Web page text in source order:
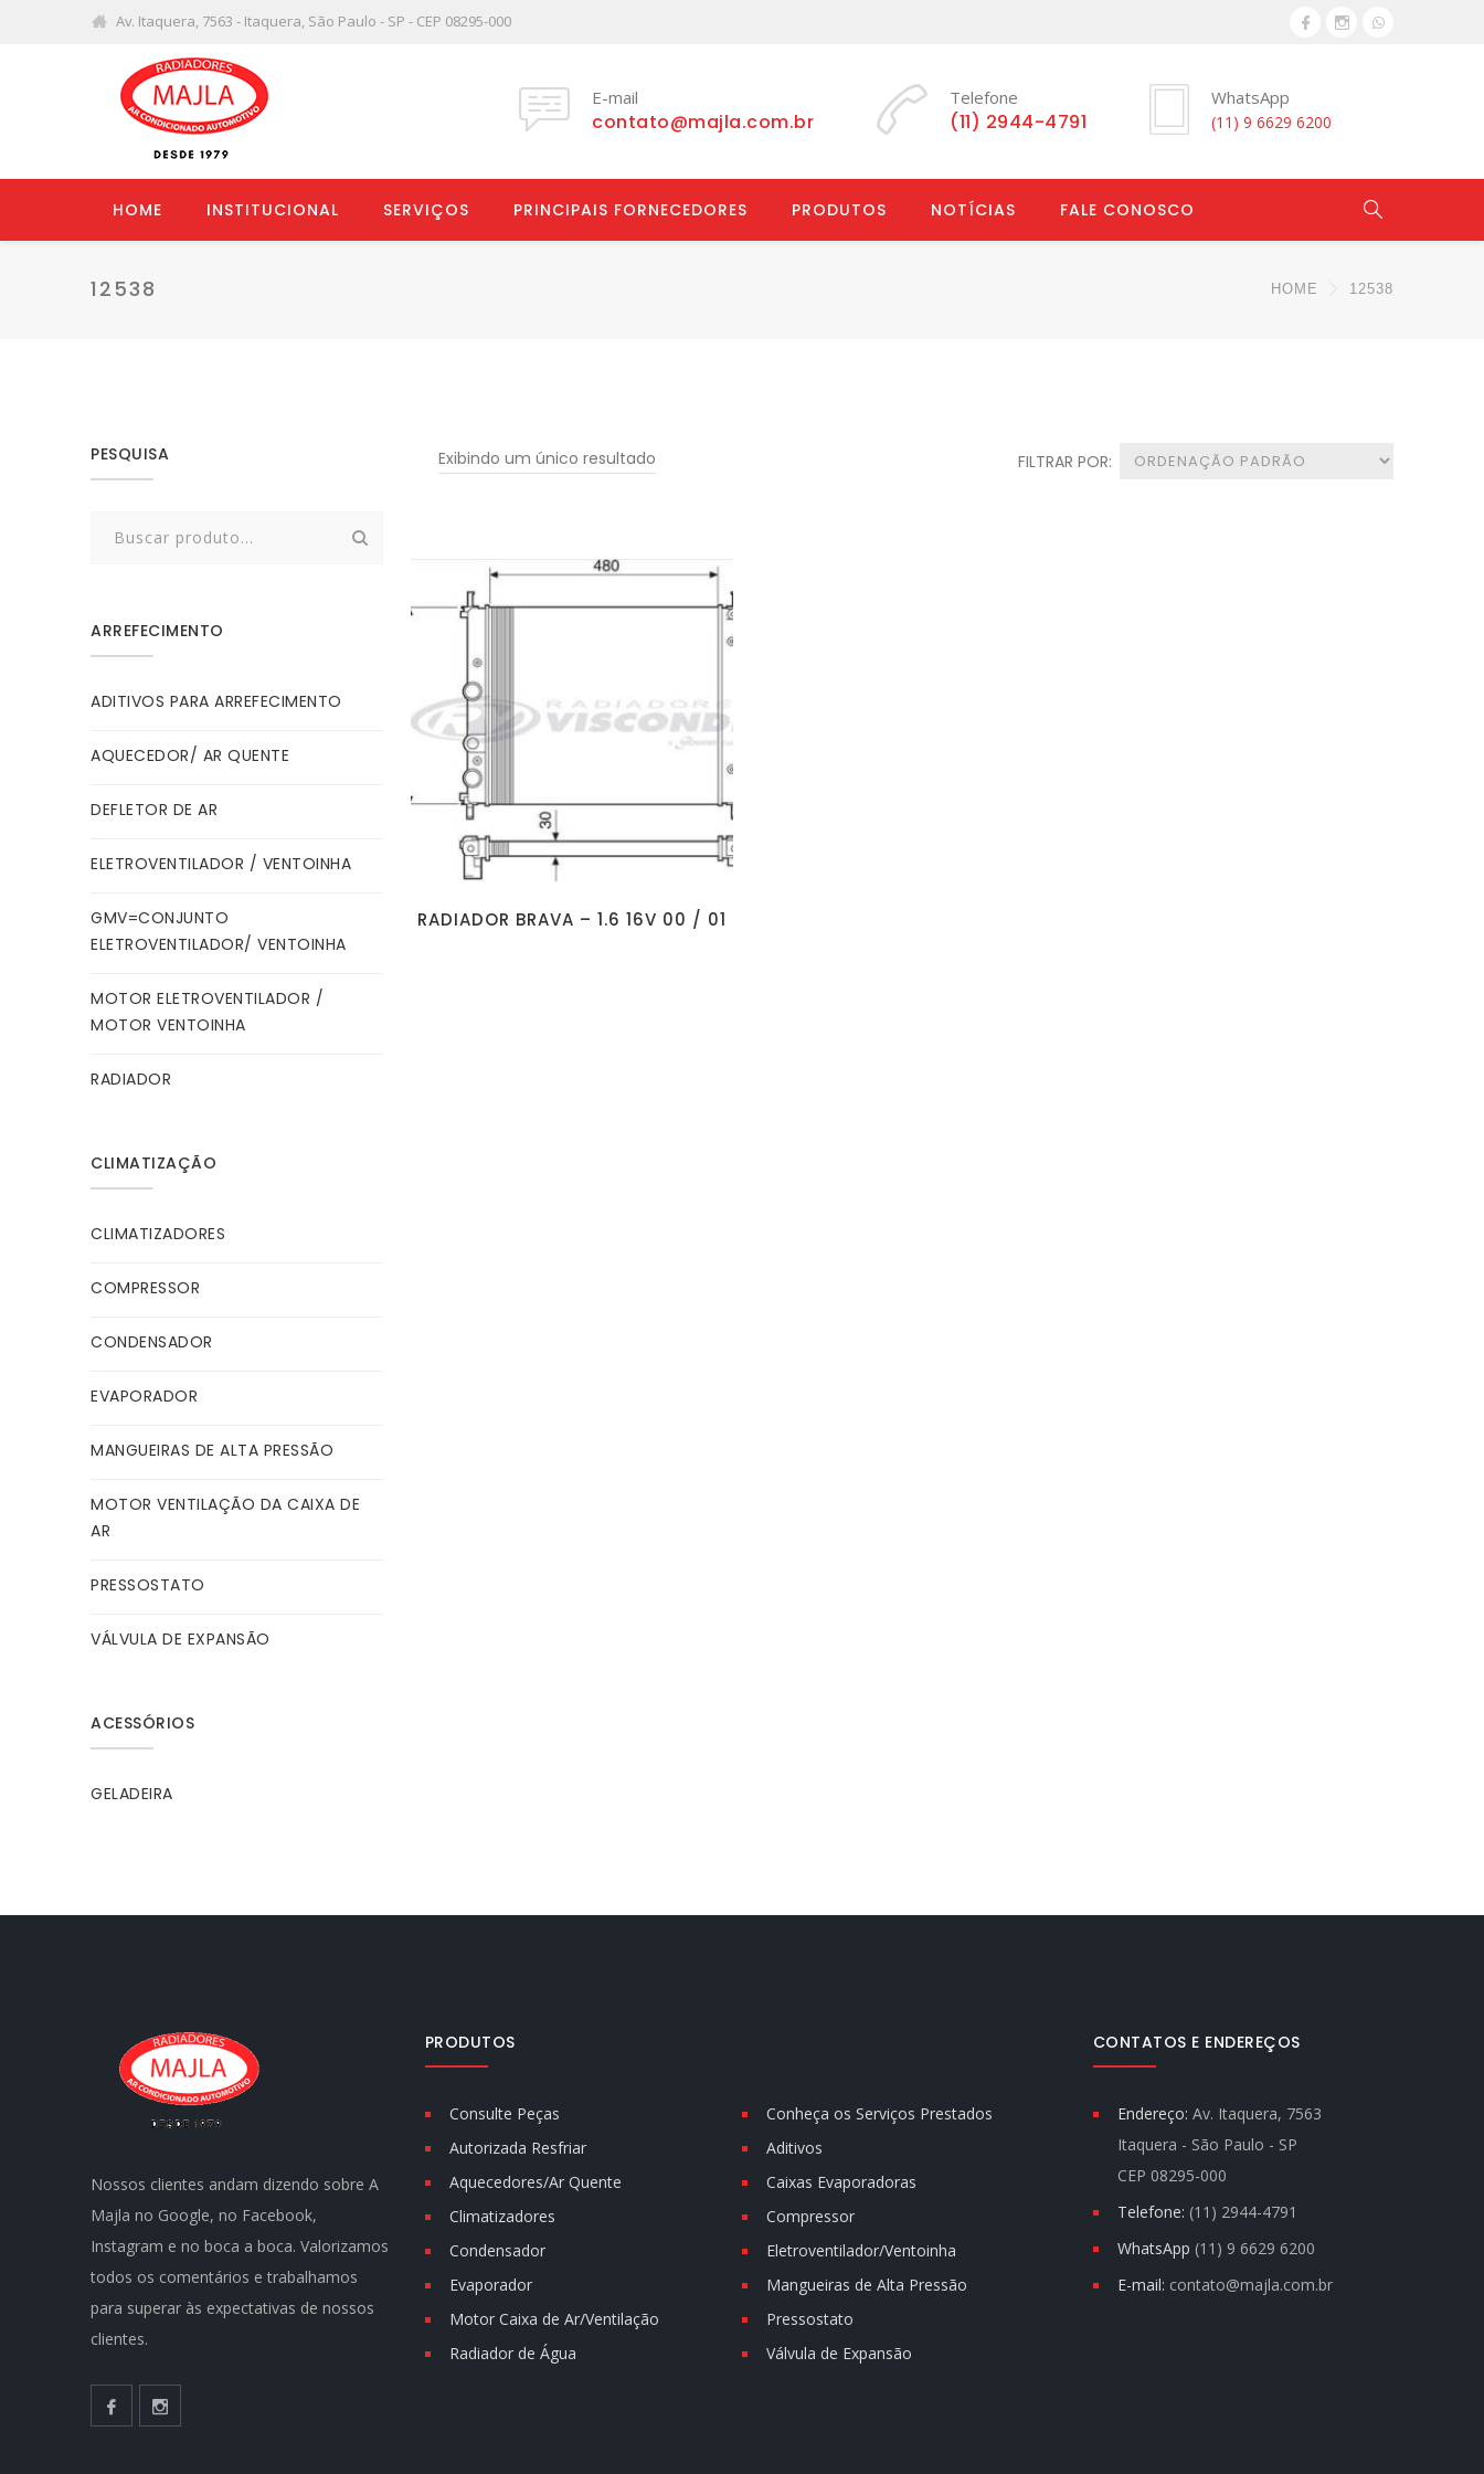
Av. Itaquera, 7563 - Itaquera, São Paulo - SP - CEP 08295-000
E-mail
contato@majla.com.br
Telefone
(11) 2944-4791
WhatsApp
(11) 9 6629 6200
HOME INSTITUCIONAL SERVIÇOS PRINCIPAIS FORNECEDORES PRODUTOS NOTÍCIAS FALE CONOSCO
12538 HOME 12538
Exibindo um único resultado
RADIADOR BRAVA – 1.6 16V 00 / 01
PESQUISA
ARREFECIMENTO
ADITIVOS PARA ARREFECIMENTO
AQUECEDOR/ AR QUENTE
DEFLETOR DE AR
ELETROVENTILADOR / VENTOINHA
GMV=CONJUNTO
ELETROVENTILADOR/ VENTOINHA
MOTOR ELETROVENTILADOR /
MOTOR VENTOINHA
RADIADOR
CLIMATIZAÇÃO
CLIMATIZADORES
COMPRESSOR
CONDENSADOR
EVAPORADOR
MANGUEIRAS DE ALTA PRESSÃO
MOTOR VENTILAÇÃO DA CAIXA DE
AR
PRESSOSTATO
VÁLVULA DE EXPANSÃO
ACESSÓRIOS
GELADEIRA
Nossos clientes andam dizendo sobre A
Majla no Google, no Facebook,
Instagram e no boca a boca. Valorizamos
todos os comentários e trabalhamos
para superar às expectativas de nossos
clientes.
PRODUTOS
Consulte Peças
Conheça os Serviços Prestados
Autorizada Resfriar
Aditivos
Aquecedores/Ar Quente
Caixas Evaporadoras
Climatizadores
Compressor
Condensador
Eletroventilador/Ventoinha
Evaporador
Mangueiras de Alta Pressão
Motor Caixa de Ar/Ventilação
Pressostato
Radiador de Água
Válvula de Expansão
CONTATOS E ENDEREÇOS
Endereço: Av. Itaquera, 7563
Itaquera - São Paulo - SP
CEP 08295-000
Telefone: (11) 2944-4791
WhatsApp (11) 9 6629 6200
E-mail: contato@majla.com.br